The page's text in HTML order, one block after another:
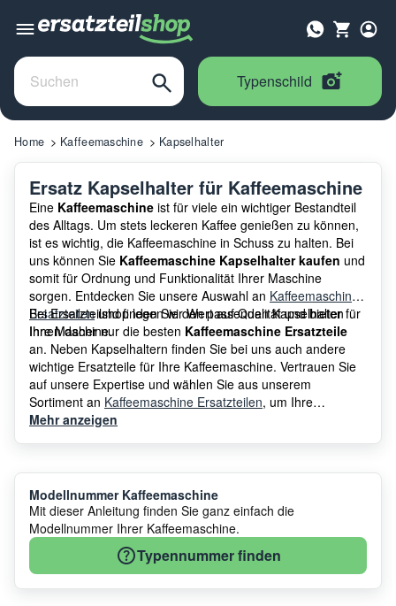
Typenschild
Home Kaffeemaschine Kapselhalter
Ersatz Kapselhalter für Kaffeemaschine
Eine Kaffeemaschine ist für viele ein wichtiger Bestandteil
des Alltags. Um stets leckeren Kaffee genießen zu können,
ist es wichtig, die Kaffeemaschine in Schuss zu halten. Bei
uns können Sie Kaffeemaschine Kapselhalter kaufen und
somit für Ordnung und Funktionalität Ihrer Maschine
sorgen. Entdecken Sie unsere Auswahl an Kaffeemaschine
Ersatzteilenund finden Sie den passenden Kapselhalter für
Ihre Maschine.
Bei Ersatzteilshop legen wir Wert auf Qualität und bieten
Ihnen daher nur die besten Kaffeemaschine Ersatzteile
an. Neben Kapselhaltern finden Sie bei uns auch andere
wichtige Ersatzteile für Ihre Kaffeemaschine. Vertrauen Sie
auf unsere Expertise und wählen Sie aus unserem
Sortiment an Kaffeemaschine Ersatzteilen, um Ihre
Kaffeemaschine stets in Top-Zustand zu halten.
Mehr anzeigen
Modellnummer Kaffeemaschine
Mit dieser Anleitung finden Sie ganz einfach die
Modellnummer Ihrer Kaffeemaschine.
Typennummer finden